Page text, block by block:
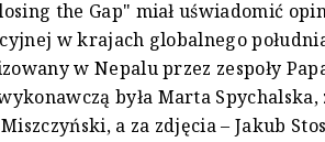
the Gap" miał uświadomić
w krajach globalnego
w Nepalu przez zespoły
była Marta
a za zdjęcia – Jakub